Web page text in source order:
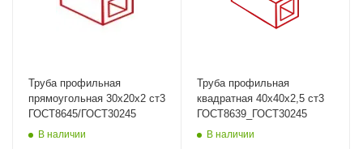
Труба профильная
прямоугольная 30х20х2 ст3
ГОСТ8645/ГОСТ30245
В наличии
Труба профильная
квадратная 40х40х2,5 ст3
ГОСТ8639_ГОСТ30245
В наличии